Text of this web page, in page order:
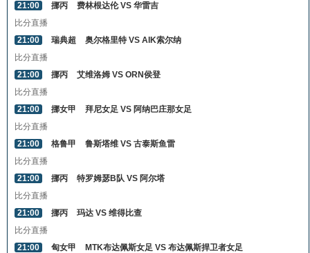
21:00
挪丙
费林根达伦 VS 华雷吉
比分直播
21:00
瑞典超
奥尔格里特 VS AIK索尔纳
比分直播
21:00
挪丙
艾维洛姆 VS ORN侯登
比分直播
21:00
挪女甲
拜尼女足 VS 阿纳巴庄那女足
比分直播
21:00
格鲁甲
鲁斯塔维 VS 古泰斯鱼雷
比分直播
21:00
挪丙
特罗姆瑟B队 VS 阿尔塔
比分直播
21:00
挪丙
玛达 VS 维得比查
比分直播
21:00
匈女甲
MTK布达佩斯女足 VS 布达佩斯捍卫者女足